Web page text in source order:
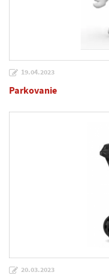
19.04.2023
Parkovanie
20.03.2023